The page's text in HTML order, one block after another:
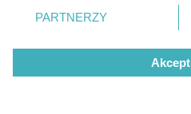
zmienić/wycofać klikając
znajdujący się w lewym
rodzaje przetwarzania danych
użytkownika, ale masz prawo
przetwarzaniu. Preferencje
PARTNERZY